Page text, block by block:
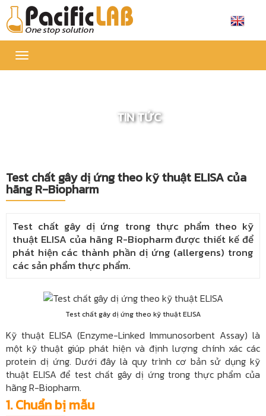
Toggle
navigation
TIN TỨC
Test chất gây dị ứng theo kỹ thuật ELISA của
hãng R-Biopharm
Test chất gây dị ứng trong thực phẩm theo kỹ
thuật ELISA của hãng R-Biopharm được thiết kế để
phát hiện các thành phần dị ứng (allergens) trong
các sản phẩm thực phẩm.
Test chất gây dị ứng theo kỹ thuật ELISA
Kỹ thuật ELISA (Enzyme-Linked Immunosorbent Assay) là
một kỹ thuật giúp phát hiện và định lượng chính xác các
protein dị ứng. Dưới đây là quy trình cơ bản sử dụng kỹ
thuật ELISA để test chất gây dị ứng trong thực phẩm của
hãng R-Biopharm.
1.Chuẩn bị mẫu